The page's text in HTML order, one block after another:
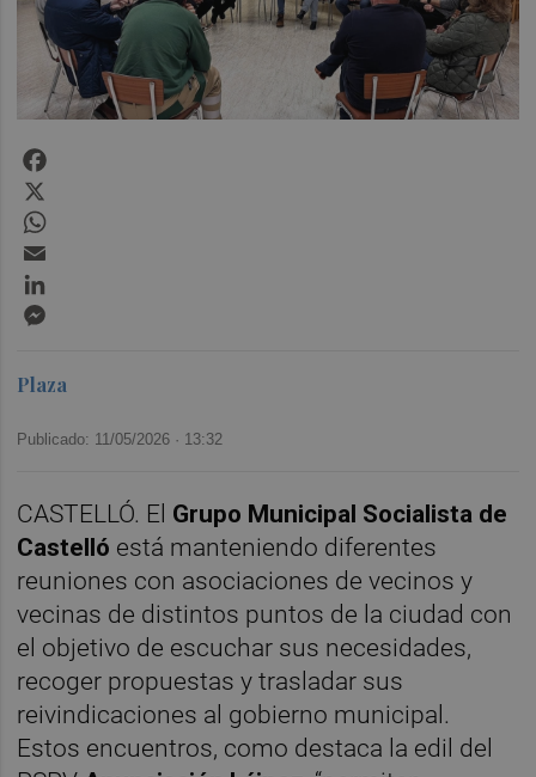
Plaza
Publicado: 11/05/2026 · 13:32
CASTELLÓ. El Grupo Municipal Socialista de
Castelló está manteniendo diferentes
reuniones con asociaciones de vecinos y
vecinas de distintos puntos de la ciudad con
el objetivo de escuchar sus necesidades,
recoger propuestas y trasladar sus
reivindicaciones al gobierno municipal.
Estos encuentros, como destaca la edil del